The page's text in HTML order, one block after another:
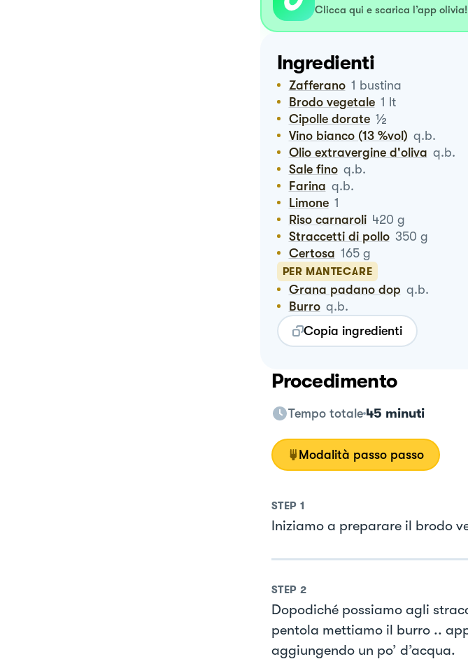
Clicca qui e scarica l’app olivia!
Ingredienti
Zafferano 1 bustina
Brodo vegetale 1 lt
Cipolle dorate ½
Vino bianco (13 %vol) q.b.
Olio extravergine d'oliva q.b.
Sale fino q.b.
Farina q.b.
Limone 1
Riso carnaroli 420 g
Straccetti di pollo 350 g
Certosa 165 g
PER MANTECARE
Grana padano dop q.b.
Burro q.b.
Copia ingredienti
Procedimento
Tempo totale 45 minuti
Modalità passo passo
STEP 1
Iniziamo a preparare il brodo
STEP 2
Dopodiché possiamo agli
pentola mettiamo il burro ..
aggiungendo un po’ d’acqua.